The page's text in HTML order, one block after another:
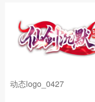
动态logo_0427